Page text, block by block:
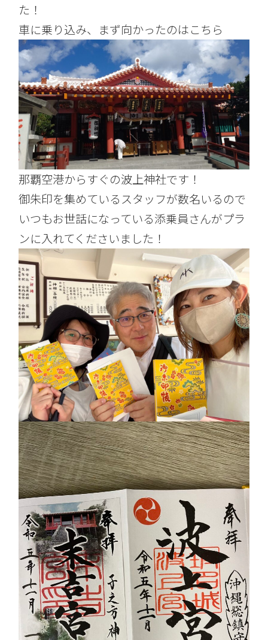
た！
車に乗り込み、まず向かったのはこちら
那覇空港からすぐの波上神社です！
御朱印を集めているスタッフが数名いるので
いつもお世話になっている添乗員さんがプラ
ンに入れてくださいました！